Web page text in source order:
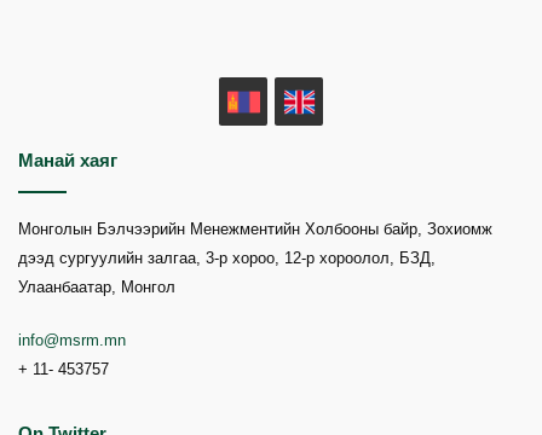
MN
Манай хаяг
Монголын Бэлчээрийн Менежментийн Холбооны байр, Зохиомж
дээд сургуулийн залгаа, 3-р хороо, 12-р хороолол, БЗД,
Улаанбаатар, Монгол
info@msrm.mn
+ 11- 453757